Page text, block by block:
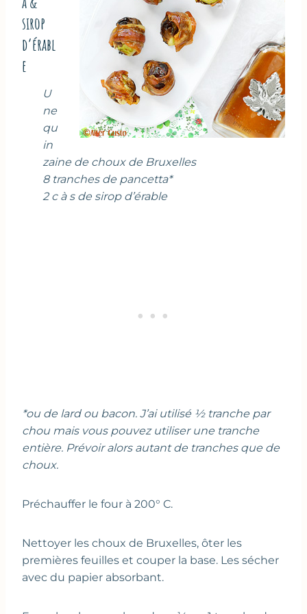
sirop
d’érabl
e
U
ne
qu
in
zaine de choux de Bruxelles
8 tranches de pancetta*
2 c à s de sirop d’érable
*ou de lard ou bacon. J’ai utilisé ½ tranche par
chou mais vous pouvez utiliser une tranche
entière. Prévoir alors autant de tranches que de
choux.
Préchauffer le four à 200° C.
Nettoyer les choux de Bruxelles, ôter les
premières feuilles et couper la base. Les sécher
avec du papier absorbant.